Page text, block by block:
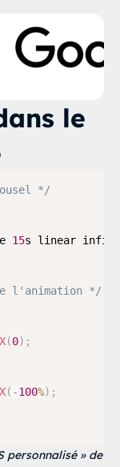
le
*/
15s linear
l'animation */
(0) ;
( -100%) ;
personnalisé » de